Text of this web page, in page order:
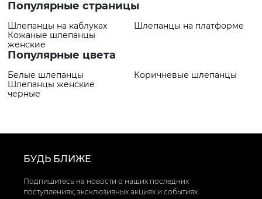
Популярные страницы
Шлепанцы на каблуках
Шлепанцы на платформе
Кожаные шлепанцы
женские
Популярные цвета
Белые шлепанцы
Коричневые шлепанцы
Шлепанцы женские
черные
БУДЬ БЛИЖЕ
Подпишитесь на новости о наших последних
поступлениях, эксклюзивных акциях и событиях